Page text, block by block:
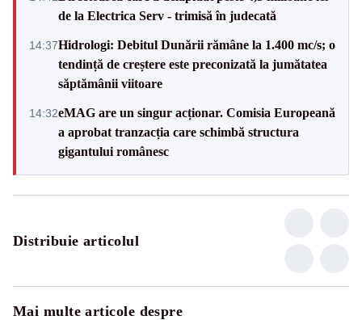
de la Electrica Serv - trimisă în judecată
14:37Hidrologi: Debitul Dunării rămâne la 1.400 mc/s; o
tendință de creștere este preconizată la jumătatea
săptămânii viitoare
14:32eMAG are un singur acționar. Comisia Europeană
a aprobat tranzacția care schimbă structura
gigantului românesc
Distribuie articolul
Mai multe articole despre